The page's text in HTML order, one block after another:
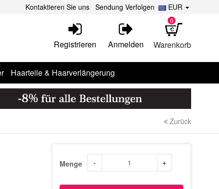
EUR
Kontaktieren Sie uns Sendung Verfolgen
Warenkorb
0
Registrieren Anmelden
Haarteile & Haarverlängerung
Zurück
Menge - +